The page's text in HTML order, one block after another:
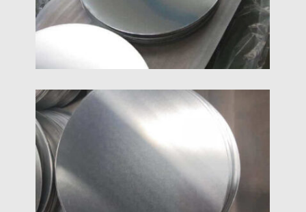
1100 অ্যালুমিনিয়াম সার্কেল
1100 অ্যালুমিনিয়াম চেনাশোনা বিশুদ্ধ অ্যালুমিনিয়াম খাদ ধারণকারী
99.0% অ্যালুমিনিয়াম এবং তাপ চিকিত্সা দ্বারা শক্তিশালী করা যাবে না;
তারা কম শক্তি কিন্তু ভাল নমনীয়তা আছে,গঠনযোগ্যতা, weldability